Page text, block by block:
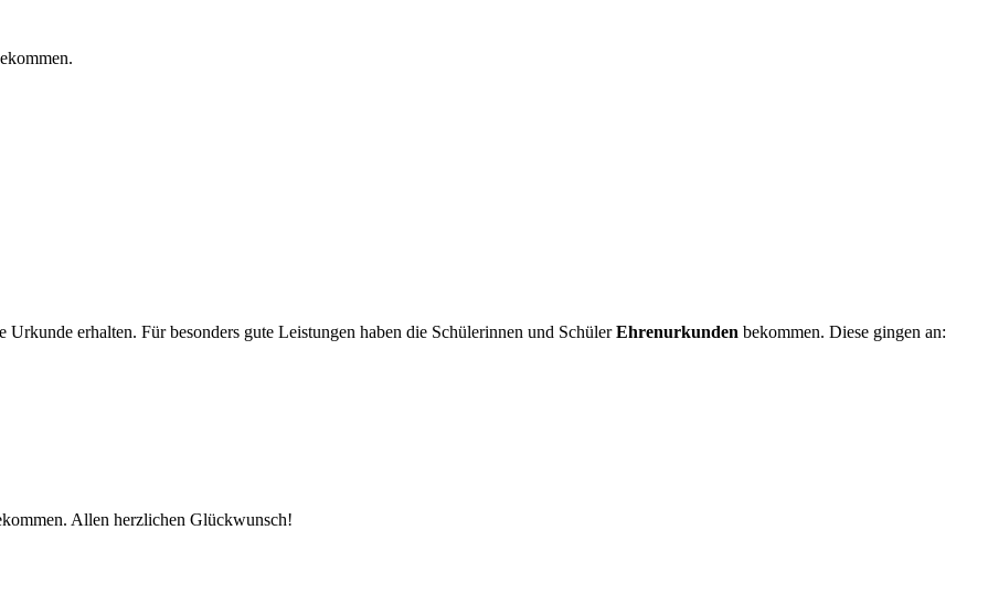
erhalten. Für besonders gute Leistungen haben die Schülerinnen und SchülerEhrenurkunden bekommen. Diese gingen an:
Allen herzlichen Glückwunsch!